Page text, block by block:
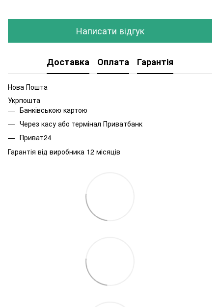
Написати відгук
Доставка Оплата Гарантія
Нова Пошта
Укрпошта
Банківською картою
Через касу або термінал Приватбанк
Приват24
Гарантія від виробника 12 місяців